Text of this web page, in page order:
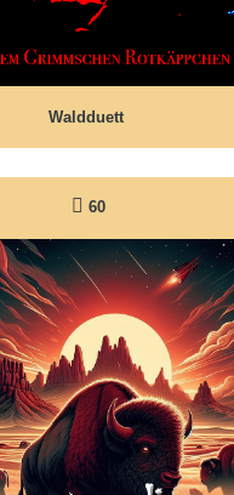
Waldduett
60
Bisonkuh spricht
werden....